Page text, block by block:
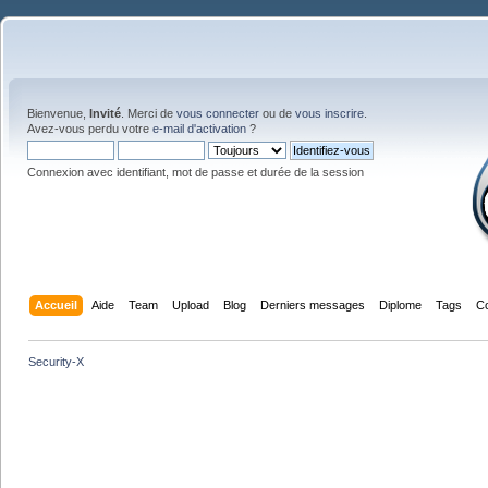
Bienvenue, Invité . Merci de vous connecter ou de vous inscrire
Avez-vous perdu votre e-mail d'activation ?
Connexion avec identifiant, mot de passe et durée de la session
Accueil Aide Team Upload Blog Derniers messages Diplome Tags
Security-X